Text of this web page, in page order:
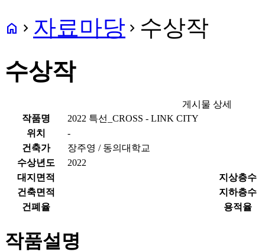
home navigate_next 자료마당 navigate_next 수상작
수상작
게시물 상세
작품명
2022 특선_CROSS - LINK CITY
위치
-
건축가
장주영 / 동의대학교
수상년도
2022
대지면적
지상층수
건축면적
지하층수
건폐율
용적율
작품설명